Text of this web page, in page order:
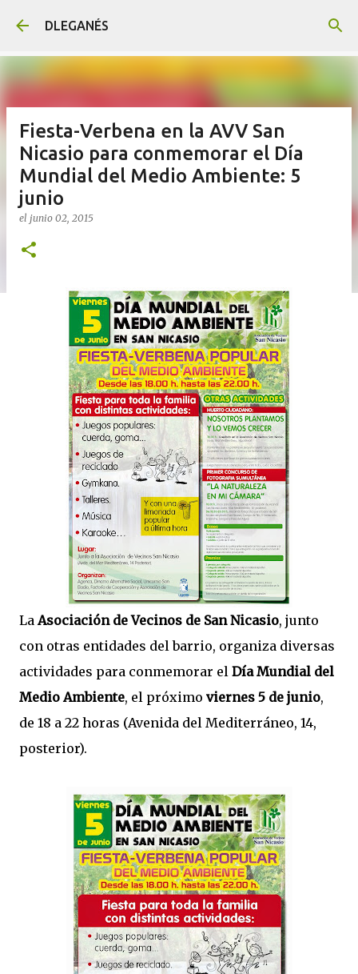
DLEGANÉS
Fiesta-Verbena en la AVV San
Nicasio para conmemorar el Día
Mundial del Medio Ambiente: 5
junio
el junio 02, 2015
LaAsociación de Vecinos de San Nicasio, junto
con otras entidades del barrio, organiza diversas
actividades para conmemorar el Día Mundial del
Medio Ambiente, el próximo viernes 5 de junio,
de 18 a 22 horas (Avenida del Mediterráneo, 14,
posterior).